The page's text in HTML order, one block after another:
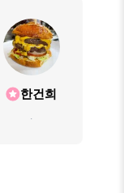
한건희